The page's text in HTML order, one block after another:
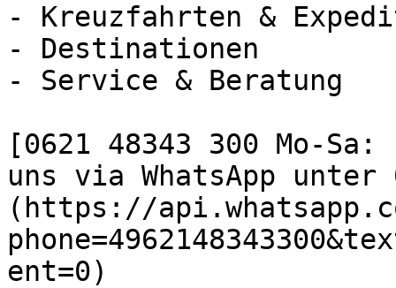
- Kreuzfahrten &
- Destinationen
- Service & Beratung
[0621 48343 300 Mo-
uns via WhatsApp unter
(https://
ent=0)